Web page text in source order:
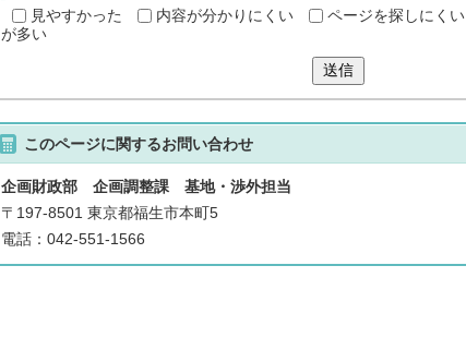
見やすかった
内容が分かりにくい ページを探しにくい
が多い
送信
このページに関するお問い合わせ
企画財政部 企画調整課 基地・渉外担当
〒197-8501 東京都福生市本町5
電話：042-551-1566